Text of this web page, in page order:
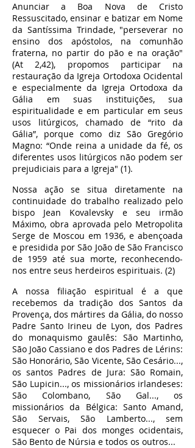
Anunciar a Boa Nova de Cristo
Ressuscitado, ensinar e batizar em Nome
da Santíssima Trindade, "perseverar no
ensino dos apóstolos, na comunhão
fraterna, no partir do pão e na oração"
(At 2,42), propomos participar na
restauração da Igreja Ortodoxa Ocidental
e especialmente da Igreja Ortodoxa da
Gália em suas instituições, sua
espiritualidade e em particular em seus
usos litúrgicos, chamado de “rito da
Gália”, porque como diz São Gregório
Magno: “Onde reina a unidade da fé, os
diferentes usos litúrgicos não podem ser
prejudiciais para a Igreja" (1).
Nossa ação se situa diretamente na
continuidade do trabalho realizado pelo
bispo Jean Kovalevsky e seu irmão
Máximo, obra aprovada pelo Metropolita
Serge de Moscou em 1936, e abençoada
e presidida por São João de São Francisco
de 1959 até sua morte, reconhecendo-
nos entre seus herdeiros espirituais. (2)
A nossa filiação espiritual é a que
recebemos da tradição dos Santos da
Provença, dos mártires da Gália, do nosso
Padre Santo Irineu de Lyon, dos Padres
do monaquismo gaulês: São Martinho,
São João Cassiano e dos Padres de Lérins:
São Honorário, São Vicente, São Cesário...,
os santos Padres de Jura: São Romain,
São Lupicin..., os missionários irlandeses:
São Colombano, São Gal..., os
missionários da Bélgica: Santo Amand,
São Servais, São Lamberto..., sem
esquecer o Pai dos monges ocidentais,
São Bento de Núrsia e todos os outros...